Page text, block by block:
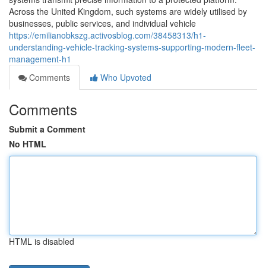
Across the United Kingdom, such systems are widely utilised by
businesses, public services, and individual vehicle
https://emilianobkszg.activosblog.com/38458313/h1-
understanding-vehicle-tracking-systems-supporting-modern-fleet-
management-h1
Comments
Who Upvoted
Comments
Submit a Comment
No HTML
HTML is disabled